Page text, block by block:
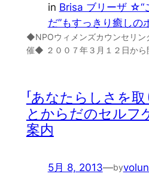
in Brisa ブリーザ ☆“
だ”もすっきり癒しの
◆NPOウィメンズカウンセリン
催◆ ２００７年３月１２日か
「あなたらしさを
とからだのセルフ
案内
5月 8, 2013—by